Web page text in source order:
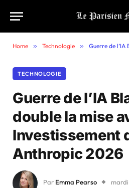
Home » Technologie » Guerre de l’IA Blackstone
TECHNOLOGIE
Guerre de l’IA
double la mise
Investissement
Anthropic 2026
Par Emma Pearso